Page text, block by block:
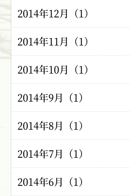
2014年12月（1）
2014年11月（1）
2014年10月（1）
2014年9月（1）
2014年8月（1）
2014年7月（1）
2014年6月（1）